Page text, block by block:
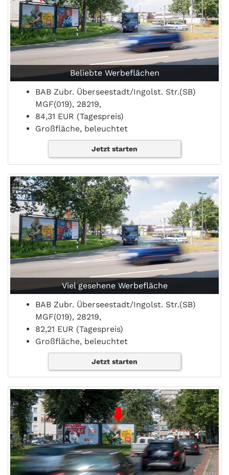
Beliebte Werbeflächen
BAB Zubr. Überseestadt/Ingolst. Str.(SB)
MGF(019), 28219,
84,31 EUR (Tagespreis)
Großfläche, beleuchtet
Jetzt starten
Viel gesehene Werbefläche
BAB Zubr. Überseestadt/Ingolst. Str.(SB)
MGF(019), 28219,
82,21 EUR (Tagespreis)
Großfläche, beleuchtet
Jetzt starten